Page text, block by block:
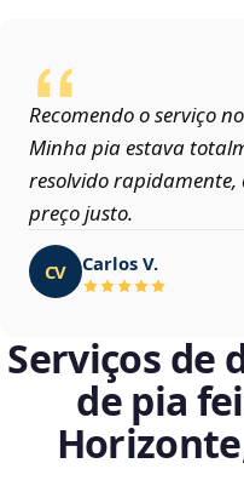
Recomendo o serviço
Minha pia estava
resolvido
preço justo.
CV Carlos V.
Serviços de
de pia